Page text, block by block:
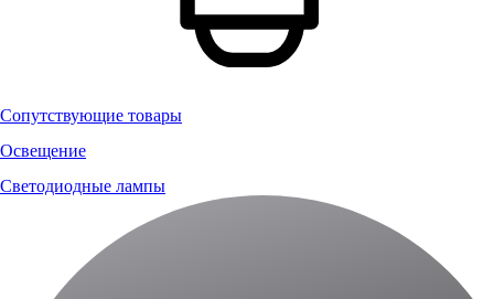
Сопутствующие товары
Освещение
Светодиодные лампы